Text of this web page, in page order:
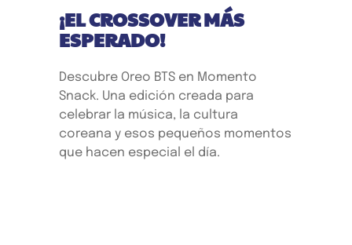
¡EL CROSSOVER MÁS
ESPERADO!
Descubre Oreo BTS en Momento
Snack. Una edición creada para
celebrar la música, la cultura
coreana y esos pequeños momentos
que hacen especial el día.